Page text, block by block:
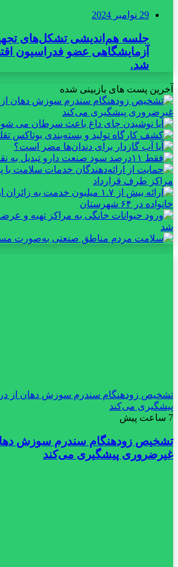
29 نوامبر 2024
جلسه هم‌اندیشی تشکل‌های
آزمایشگاهی عضو فدراسیون
شد.
آخرین پست های بازبینی شده
تشخیص زودهنگام سندرم سوزش دهان از
پیشگیری می‌کند
7 ساعت پیش
تشخیص زودهنگام سندرم سوزش
غیرضروری پیشگیری می‌کند